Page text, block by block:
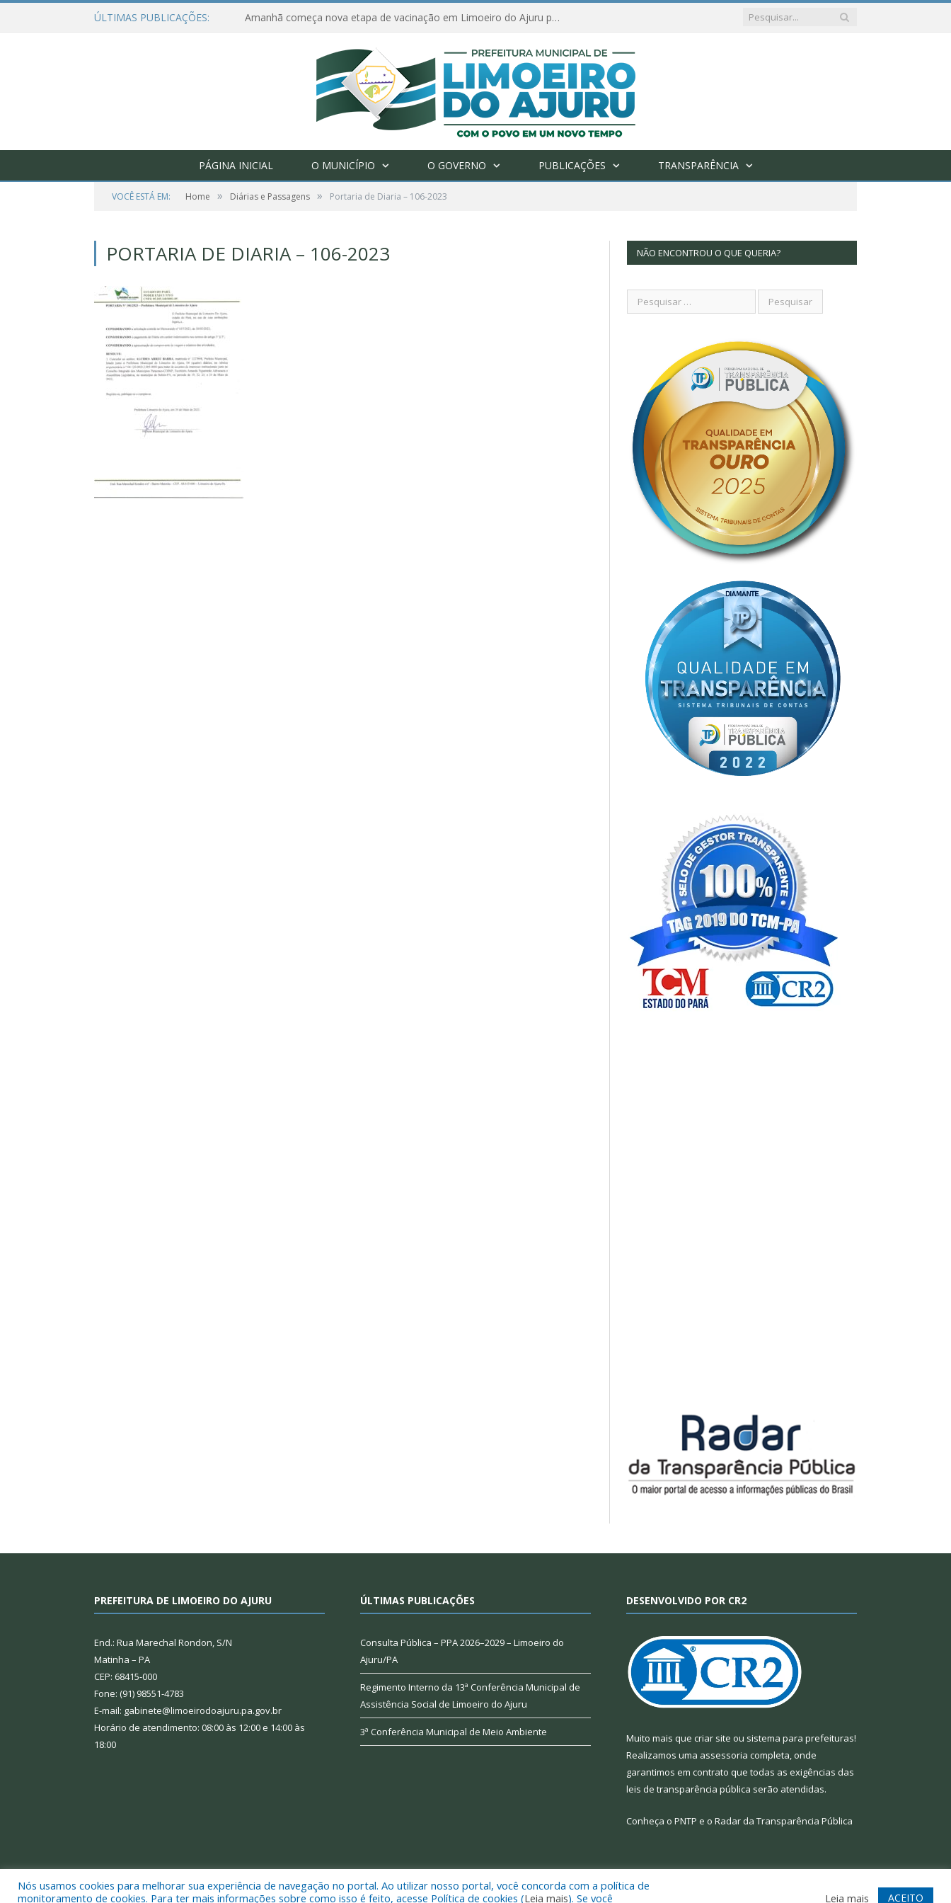
ÚLTIMAS PUBLICAÇÕES: Amanhã começa nova etapa de vacinação em Limoeiro do Ajuru para idosos com 65 ou mais
PÁGINA INICIAL O MUNICÍPIO O GOVERNO PUBLICAÇÕES TRANSPARÊNCIA
VOCÊ ESTÁ EM: Home » Diárias e Passagens » Portaria de Diaria – 106-2023
PORTARIA DE DIARIA – 106-2023 NÃO ENCONTROU O QUE QUERIA?
PREFEITURA DE LIMOEIRO DO AJURU
End.: Rua Marechal Rondon, S/N
Matinha – PA
CEP: 68415-000
Fone: (91) 98551-4783
E-mail: gabinete@limoeirodoajuru.pa.gov.br
Horário de atendimento: 08:00 às 12:00 e 14:00 às
18:00
ÚLTIMAS PUBLICAÇÕES
Consulta Pública – PPA 2026–2029 – Limoeiro do
Ajuru/PA
Regimento Interno da 13ª Conferência Municipal de
Assistência Social de Limoeiro do Ajuru
3ª Conferência Municipal de Meio Ambiente
DESENVOLVIDO POR CR2
Muito mais que criar site ou sistema para prefeituras!
Realizamos uma assessoria completa, onde
garantimos em contrato que todas as exigências das
leis de transparência pública serão atendidas.
Conheça o PNTP e o Radar da Transparência Pública
Todos os direitos reservados a Prefeitura Municipal de Limoeiro do Ajuru. Mapa do Site Acessar Webmail
Nós usamos cookies para melhorar sua experiência de navegação no portal. Ao utilizar nosso portal, você concorda com a política de
monitoramento de cookies. Para ter mais informações sobre como isso é feito, acesse Política de cookies (Leia mais). Se você Leia mais ACEITO